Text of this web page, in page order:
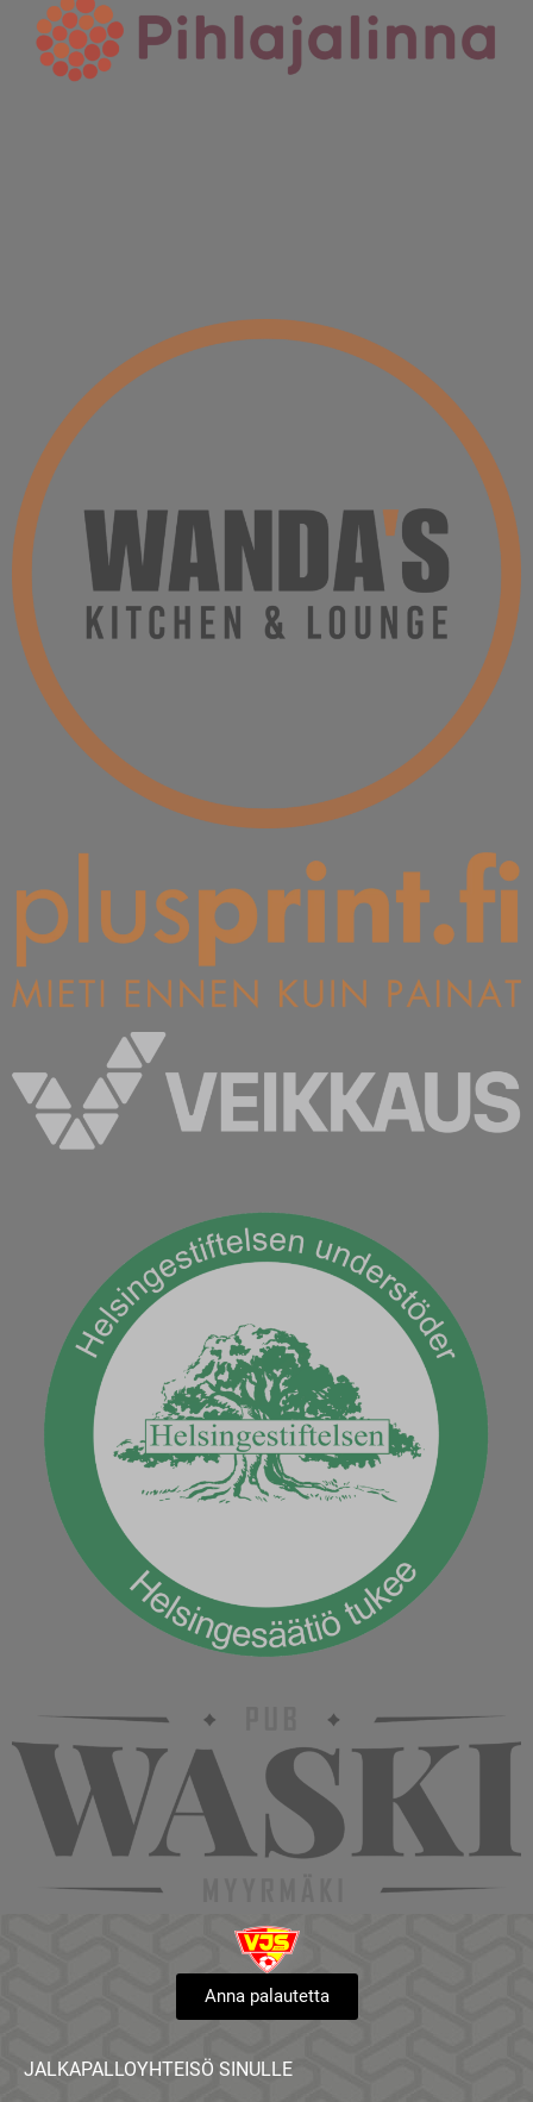
Anna palautetta
JALKAPALLOYHTEISÖ SINULLE